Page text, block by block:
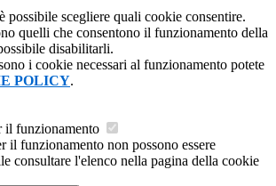
possibile scegliere quali cookie consentire.
quelli che consentono il funzionamento della
disabilitarli.
i cookie necessari al funzionamento potete
POLICY.
il funzionamento
il funzionamento non possono essere
consultare l'elenco nella pagina della cookie